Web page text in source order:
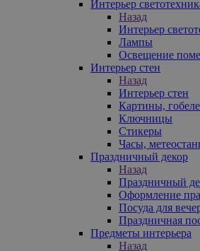
Интерьер
Назад
Интерьер
Лампы
Освещение
Интерьер стен
Назад
Интерьер стен
Картины,
Ключницы
Стикеры
Часы,
Праздничный декор
Назад
Праздничный
Оформление
Посуда для
Праздничная
Предметы интерьера
Назад